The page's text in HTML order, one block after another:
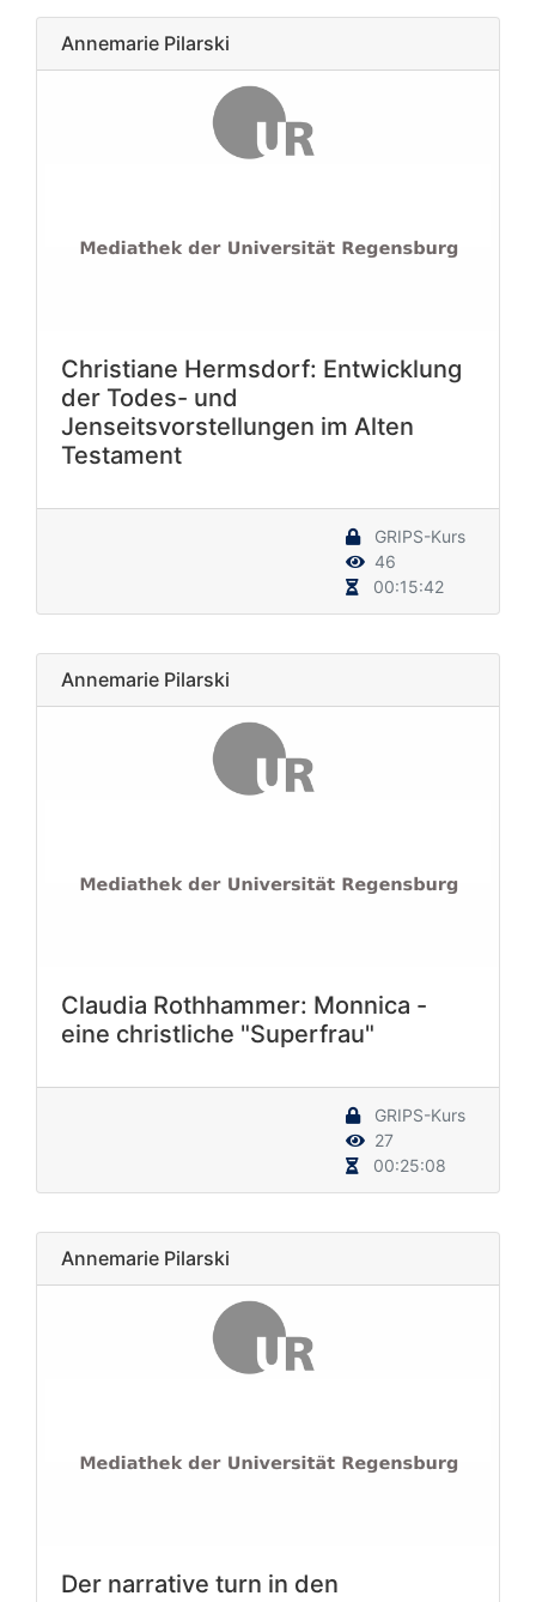
Annemarie Pilarski
Christiane Hermsdorf: Entwicklung
der Todes- und
Jenseitsvorstellungen im Alten
Testament
GRIPS-Kurs
46
00:15:42
Annemarie Pilarski
Claudia Rothhammer: Monnica -
eine christliche "Superfrau"
GRIPS-Kurs
27
00:25:08
Annemarie Pilarski
Der narrative turn in den